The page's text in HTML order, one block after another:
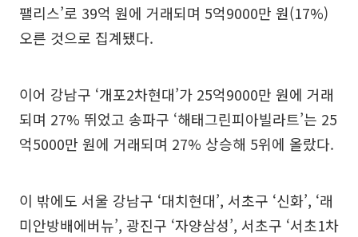
팰리스’로 39억 원에 거래되며 5억9000만 원(17%)
오른 것으로 집계됐다.
이어 강남구 ‘개포2차현대’가 25억9000만 원에 거래
되며 27% 뛰었고 송파구 ‘해태그린피아빌라트’는 25
억5000만 원에 거래되며 27% 상승해 5위에 올랐다.
이 밖에도 서울 강남구 ‘대치현대’, 서초구 ‘신화’, ‘래
미안방배에버뉴’, 광진구 ‘자양삼성’, 서초구 ‘서초1차